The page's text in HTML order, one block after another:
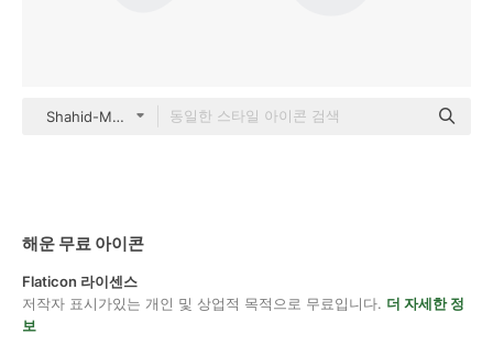
Shahid-Mehmood color lineal-color
해운 무료 아이콘
Flaticon 라이센스
저작자 표시가있는 개인 및 상업적 목적으로 무료입니다. 더 자세한 정
보